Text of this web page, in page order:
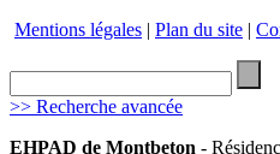
Mentions légales | Plan du site |
>> Recherche avancée
EHPAD de Montbeton -